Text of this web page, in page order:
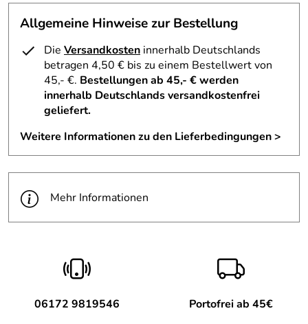
Allgemeine Hinweise zur Bestellung
Die Versandkosten innerhalb Deutschlands
betragen 4,50 € bis zu einem Bestellwert von
45,- €. Bestellungen ab 45,- € werden
innerhalb Deutschlands versandkostenfrei
geliefert.
Weitere Informationen zu den Lieferbedingungen >
Mehr Informationen
06172 9819546 Portofrei ab 45€